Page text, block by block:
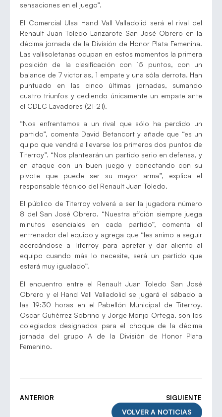
sensaciones en el juego”.
El Comercial Ulsa Hand Vall Valladolid será el rival del
Renault Juan Toledo Lanzarote San José Obrero en la
décima jornada de la División de Honor Plata Femenina.
Las vallisoletanas ocupan en estos momentos la primera
posición de la clasificación con 15 puntos, con un
balance de 7 victorias, 1 empate y una sóla derrota. Han
puntuado en las cinco últimas jornadas, sumando
cuatro triunfos y cediendo únicamente un empate ante
el CDEC Lavadores (21-21).
“Nos enfrentamos a un rival que sólo ha perdido un
partido”, comenta David Betancort y añade que “es un
quipo que vendrá a llevarse los primeros dos puntos de
Titerroy”. “Nos plantearán un partido serio en defensa, y
en ataque con un buen juego y conectando con su
pivote que puede ser su mayor arma”, explica el
responsable técnico del Renault Juan Toledo.
El público de Titerroy volverá a ser la jugadora número
8 del San José Obrero. “Nuestra afición siempre juega
minutos esenciales en cada partido”, comenta el
entrenador del equipo y agrega que “les animo a seguir
acercándose a Titerroy para apretar y dar aliento al
equipo cuando más lo necesite, será un partido que
estará muy igualado”.
El encuentro entre el Renault Juan Toledo San José
Obrero y el Hand Vall Valladolid se jugará el sábado a
las 19:30 horas en el Pabellón Municipal de Titerroy.
Oscar Gutiérrez Sobrino y Jorge Monjo Ortega, son los
colegiados designados para el choque de la décima
jornada del grupo A de la División de Honor Plata
Femenino.
ANTERIOR SIGUIENTE
VOLVER A NOTICIAS